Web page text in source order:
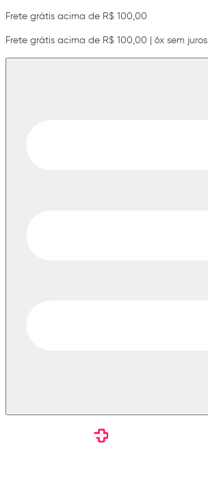
Frete grátis acima de R$ 100,00
Frete grátis acima de R$ 100,00 | 6x sem juros